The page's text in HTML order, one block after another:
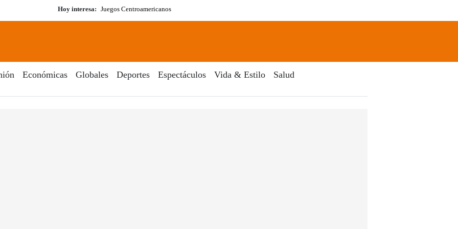
Hoy interesa: Juegos Centroamericanos
Search
Económicas Globales Deportes Espectáculos Vida & Estilo Salud